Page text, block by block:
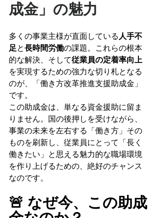
成金」の魅力
多くの事業主様が直面している 人手不
足と長時間労働の課題。これらの根本
的な解決、そして従業員の定着率向上
を実現するための強力な切り札となる
のが、「働き方改革推進支援助成金」
です。
この助成金は、単なる資金援助に留ま
りません。国の後押しを受けながら、
事業の未来を左右する「働き方」その
ものを刷新し、従業員にとって「長く
働きたい」と思える魅力的な職場環境
を作り上げるための、絶好のチャンス
なのです。
🚨 なぜ今、この助成